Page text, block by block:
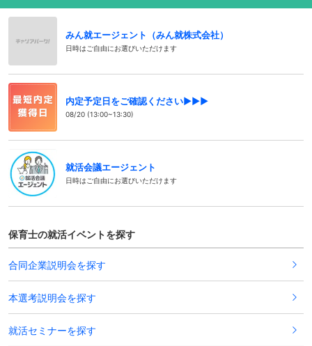
みん就エージェント（みん就株式会社）
日時はご自由にお選びいただけます
内定予定日をご確認ください▶▶▶
08/20 (13:00~13:30)
就活会議エージェント
日時はご自由にお選びいただけます
保育士の就活イベントを探す
合同企業説明会を探す
本選考説明会を探す
就活セミナーを探す